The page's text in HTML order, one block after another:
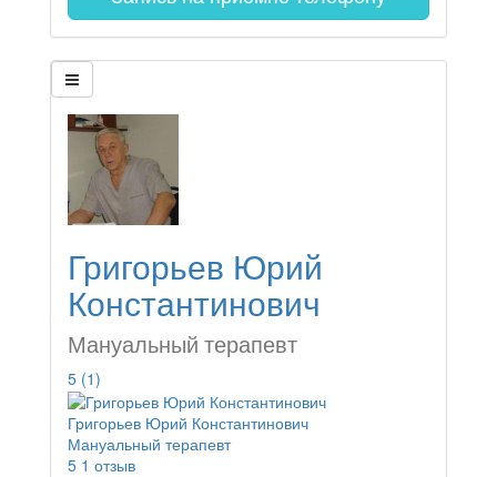
Григорьев Юрий
Константинович
Мануальный терапевт
5 (1)
Григорьев Юрий Константинович
Мануальный терапевт
5 1 отзыв